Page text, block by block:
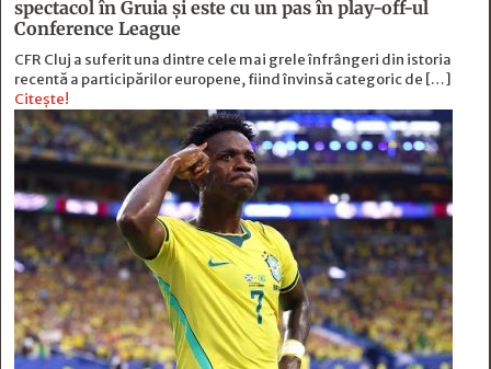
spectacol în Gruia și este cu un pas în play-off-ul
Conference League
CFR Cluj a suferit una dintre cele mai grele înfrângeri din istoria
recentă a participărilor europene, fiind învinsă categoric de […]
Citește!